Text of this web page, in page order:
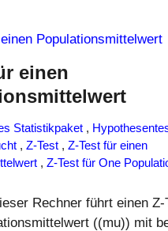
einen
Statistikpaket ,
, Z-Test , Z-Test für einen
, Z-Test für One
Rechner führt einen Z-
((mu)) mit